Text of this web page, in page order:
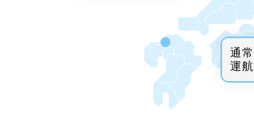
通常
運航